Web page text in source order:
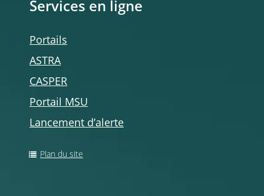
Services en ligne
Portails
ASTRA
CASPER
Portail MSU
Lancement d’alerte
Plan du site